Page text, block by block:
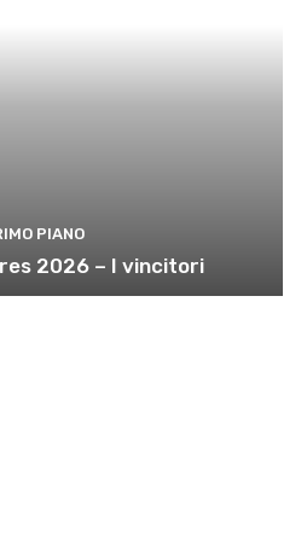
PIANO
2026 – I vincitori